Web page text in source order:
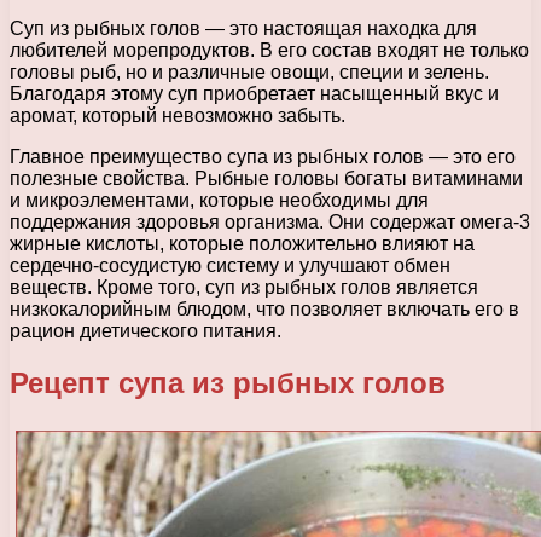
Суп из рыбных голов — это настоящая находка для
любителей морепродуктов. В его состав входят не только
головы рыб, но и различные овощи, специи и зелень.
Благодаря этому суп приобретает насыщенный вкус и
аромат, который невозможно забыть.
Главное преимущество супа из рыбных голов — это его
полезные свойства. Рыбные головы богаты витаминами
и микроэлементами, которые необходимы для
поддержания здоровья организма. Они содержат омега-3
жирные кислоты, которые положительно влияют на
сердечно-сосудистую систему и улучшают обмен
веществ. Кроме того, суп из рыбных голов является
низкокалорийным блюдом, что позволяет включать его в
рацион диетического питания.
Рецепт супа из рыбных голов